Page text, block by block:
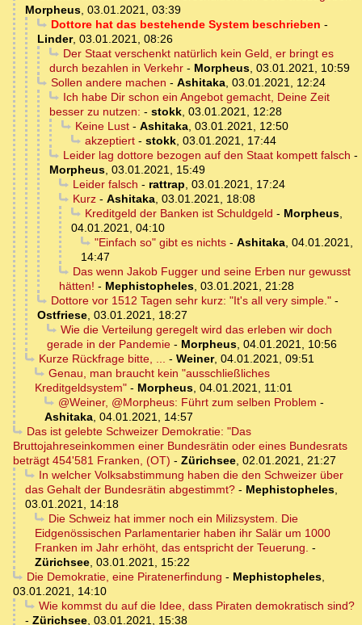
Morpheus, 03.01.2021, 03:39
Dottore hat das bestehende System beschrieben -
Linder, 03.01.2021, 08:26
Der Staat verschenkt natürlich kein Geld, er bringt es
durch bezahlen in Verkehr - Morpheus, 03.01.2021, 10:59
Sollen andere machen - Ashitaka, 03.01.2021, 12:24
Ich habe Dir schon ein Angebot gemacht, Deine Zeit
besser zu nutzen: - stokk, 03.01.2021, 12:28
Keine Lust- Ashitaka, 03.01.2021, 12:50
akzeptiert- stokk, 03.01.2021, 17:44
Leider lag dottore bezogen auf den Staat kompett falsch -
Morpheus, 03.01.2021, 15:49
Leider falsch - rattrap, 03.01.2021, 17:24
Kurz- Ashitaka, 03.01.2021, 18:08
Kreditgeld der Banken ist Schuldgeld - Morpheus,
04.01.2021, 04:10
"Einfach so" gibt es nichts- Ashitaka, 04.01.2021,
14:47
Das wenn Jakob Fugger und seine Erben nur gewusst
hätten! - Mephistopheles, 03.01.2021, 21:28
Dottore vor 1512 Tagen sehr kurz: "It's all very simple."-
Ostfriese, 03.01.2021, 18:27
Wie die Verteilung geregelt wird das erleben wir doch
gerade in der Pandemie - Morpheus, 04.01.2021, 10:56
Kurze Rückfrage bitte, ... - Weiner, 04.01.2021, 09:51
Genau, man braucht kein "ausschließliches
Kreditgeldsystem" - Morpheus, 04.01.2021, 11:01
@Weiner, @Morpheus: Führt zum selben Problem -
Ashitaka, 04.01.2021, 14:57
Das ist gelebte Schweizer Demokratie: "Das
Bruttojahreseinkommen einer Bundesrätin oder eines Bundesrats
beträgt 454'581 Franken, (OT) - Zürichsee, 02.01.2021, 21:27
In welcher Volksabstimmung haben die den Schweizer über
das Gehalt der Bundesrätin abgestimmt? - Mephistopheles,
03.01.2021, 14:18
Die Schweiz hat immer noch ein Milizsystem. Die
Eidgenössischen Parlamentarier haben ihr Salär um 1000
Franken im Jahr erhöht, das entspricht der Teuerung. -
Zürichsee, 03.01.2021, 15:22
Die Demokratie, eine Piratenerfindung - Mephistopheles,
03.01.2021, 14:10
Wie kommst du auf die Idee, dass Piraten demokratisch sind?
- Zürichsee, 03.01.2021, 15:38